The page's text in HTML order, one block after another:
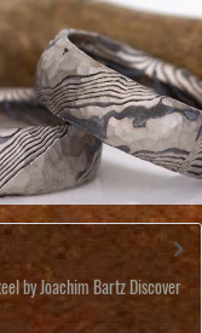
by Joachim Bartz Discover